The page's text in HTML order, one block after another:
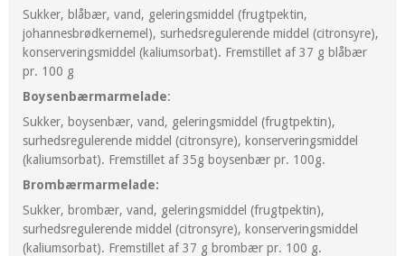
Sukker, blåbær, vand, geleringsmiddel (frugtpektin,
johannesbrødkernemel), surhedsregulerende middel (citronsyre),
konserveringsmiddel (kaliumsorbat). Fremstillet af 37 g blåbær
pr. 100 g
Boysenbærmarmelade:
Sukker, boysenbær, vand, geleringsmiddel (frugtpektin),
surhedsregulerende middel (citronsyre), konserveringsmiddel
(kaliumsorbat). Fremstillet af 35g boysenbær pr. 100g.
Brombærmarmelade:
Sukker, brombær, vand, geleringsmiddel (frugtpektin),
surhedsregulerende middel (citronsyre), konserveringsmiddel
(kaliumsorbat). Fremstillet af 37 g brombær pr. 100 g.